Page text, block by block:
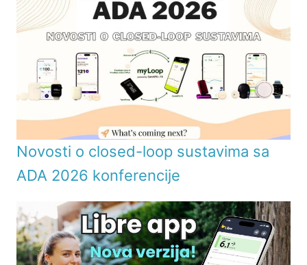
Novosti o closed-loop sustavima sa
ADA 2026 konferencije